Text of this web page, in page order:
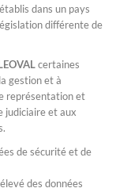
dans un pays
différente de
certaines
gestion et à
représentation et
judiciaire et aux
de sécurité et de
des données